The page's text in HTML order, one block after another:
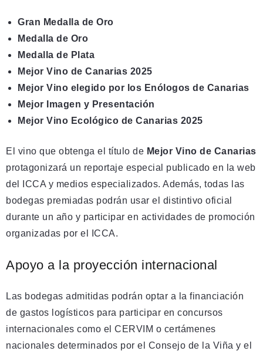
Gran Medalla de Oro
Medalla de Oro
Medalla de Plata
Mejor Vino de Canarias 2025
Mejor Vino elegido por los Enólogos de Canarias
Mejor Imagen y Presentación
Mejor Vino Ecológico de Canarias 2025
El vino que obtenga el título de Mejor Vino de Canarias
protagonizará un reportaje especial publicado en la web
del ICCA y medios especializados. Además, todas las
bodegas premiadas podrán usar el distintivo oficial
durante un año y participar en actividades de promoción
organizadas por el ICCA.
Apoyo a la proyección internacional
Las bodegas admitidas podrán optar a la financiación
de gastos logísticos para participar en concursos
internacionales como el CERVIM o certámenes
nacionales determinados por el Consejo de la Viña y el